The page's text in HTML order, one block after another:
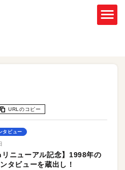
URLのコピー
タビュー
リニューアル記念】1998年の
タビューを蔵出し！